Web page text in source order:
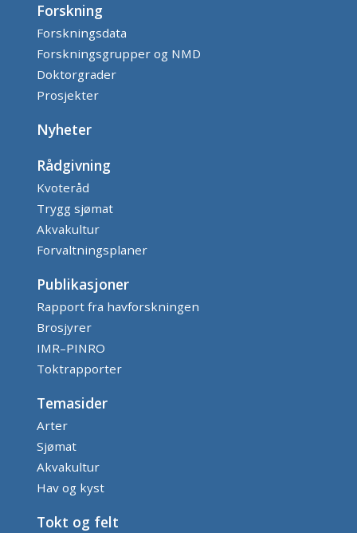
Forskning
Forskningsdata
Forskningsgrupper og NMD
Doktorgrader
Prosjekter
Nyheter
Rådgivning
Kvoteråd
Trygg sjømat
Akvakultur
Forvaltningsplaner
Publikasjoner
Rapport fra havforskningen
Brosjyrer
IMR–PINRO
Toktrapporter
Temasider
Arter
Sjømat
Akvakultur
Hav og kyst
Tokt og felt